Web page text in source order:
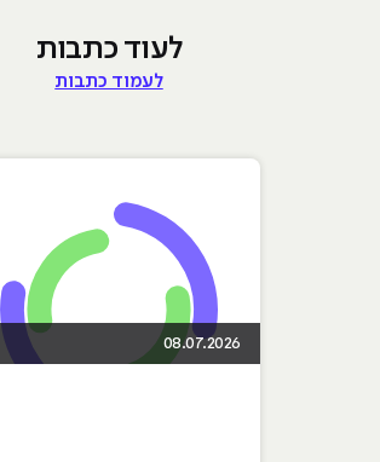
לעוד כתבות
לעמוד כתבות
08.07.2026